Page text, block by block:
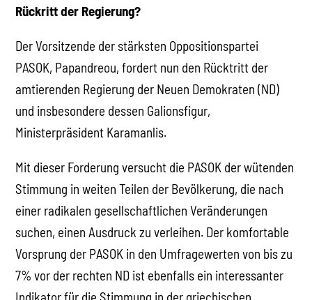
Rückritt der Regierung?
Der Vorsitzende der stärksten Oppositionspartei
PASOK, Papandreou, fordert nun den Rücktritt der
amtierenden Regierung der Neuen Demokraten (ND)
und insbesondere dessen Galionsfigur,
Ministerpräsident Karamanlis.
Mit dieser Forderung versucht die PASOK der wütenden
Stimmung in weiten Teilen der Bevölkerung, die nach
einer radikalen gesellschaftlichen Veränderungen
suchen, einen Ausdruck zu verleihen. Der komfortable
Vorsprung der PASOK in den Umfragewerten von bis zu
7% vor der rechten ND ist ebenfalls ein interessanter
Indikator für die Stimmung in der griechischen